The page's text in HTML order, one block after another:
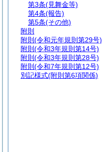
第3条(見舞金等)
第4条(報告)
第5条(その他)
附則
附則 (令和元年規則第29号)
附則 (令和3年規則第14号)
附則 (令和3年規則第28号)
附則 (令和7年規則第12号)
別記様式(附則第6項関係)